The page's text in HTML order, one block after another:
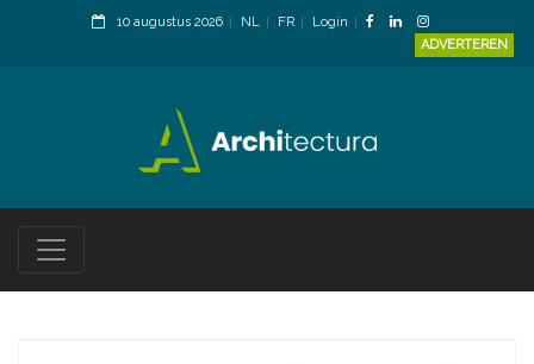
10 augustus 2026 NL FR
Login
ADVERTEREN